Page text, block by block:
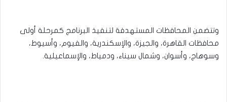
وتتضمن المحافظات المستهدفة لتنفيذ البرنامج كمرحلة أولى
محافظات القاهرة، والجيزة، والإسكندرية، والفيوم، وأسيوط،
وسوهاج، وأسوان، وشمال سيناء، ودمياط، والإسماعيلية.